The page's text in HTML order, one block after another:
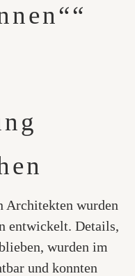
Architekten wurden
entwickelt. Details,
wurden im
und konnten